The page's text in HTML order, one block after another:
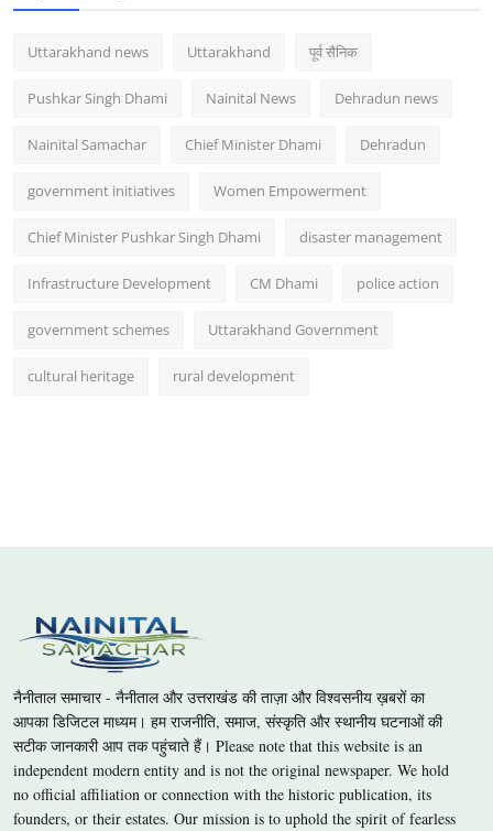
Uttarakhand news Uttarakhand पूर्व सैनिक
Pushkar Singh Dhami Nainital News Dehradun news
Nainital Samachar Chief Minister Dhami Dehradun
government initiatives Women Empowerment
Chief Minister Pushkar Singh Dhami disaster management
Infrastructure Development CM Dhami police action
government schemes Uttarakhand Government
cultural heritage rural development
नैनीताल समाचार - नैनीताल और उत्तराखंड की ताज़ा और विश्वसनीय ख़बरों का
आपका डिजिटल माध्यम। हम राजनीति, समाज, संस्कृति और स्थानीय घटनाओं की
सटीक जानकारी आप तक पहुंचाते हैं। Please note that this website is an
independent modern entity and is not the original newspaper. We hold
no official affiliation or connection with the historic publication, its
founders, or their estates. Our mission is to uphold the spirit of fearless